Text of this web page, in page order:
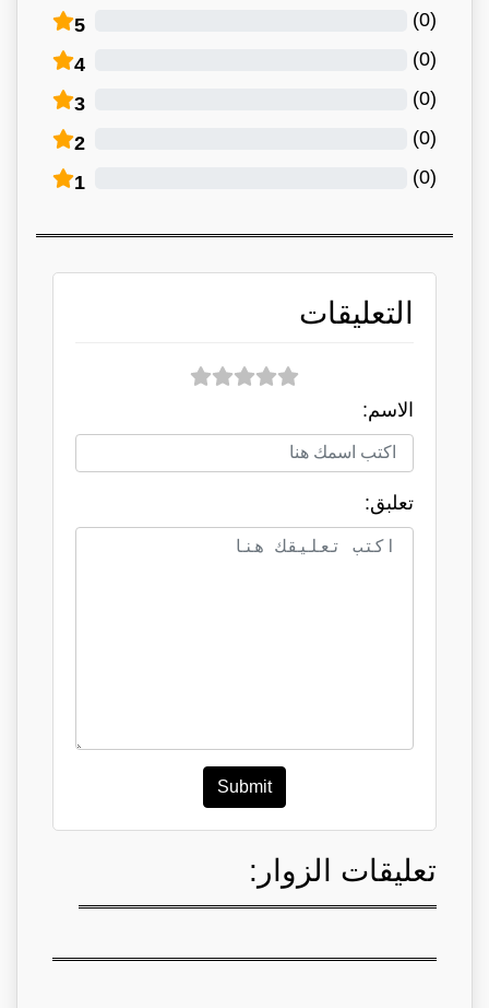
5 (
0
)
4 (
0
)
3 (
0
)
2 (
0
)
1 (
0
)
التعليقات
الاسم:
تعلبق:
Submit
تعليقات الزوار: